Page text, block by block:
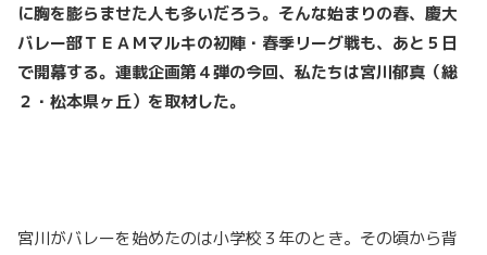
に胸を膨らませた人も多いだろう。そんな始まりの春、慶大
バレー部ＴＥＡＭマルキの初陣・春季リーグ戦も、あと５日
で開幕する。連載企画第４弾の今回、私たちは宮川郁真（総
２・松本県ヶ丘）を取材した。
宮川がバレーを始めたのは小学校３年のとき。その頃から背